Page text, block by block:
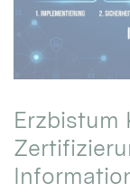
Erzbistum